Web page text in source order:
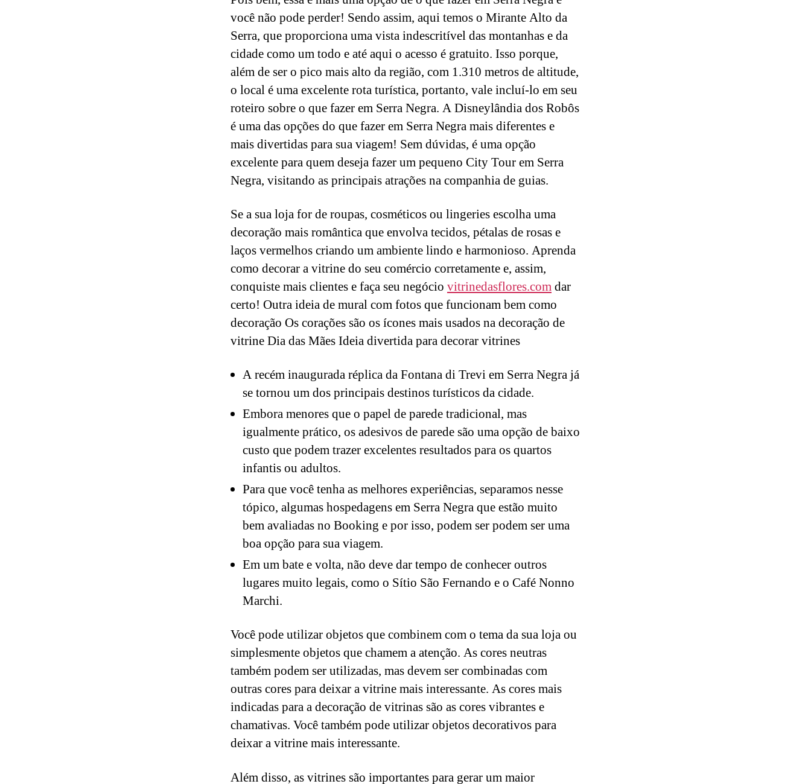
você não pode perder! Sendo assim, aqui temos o Mirante Alto da
Serra, que proporciona uma vista indescritível das montanhas e da
cidade como um todo e até aqui o acesso é gratuito. Isso porque,
além de ser o pico mais alto da região, com 1.310 metros de altitude,
o local é uma excelente rota turística, portanto, vale incluí-lo em seu
roteiro sobre o que fazer em Serra Negra. A Disneylândia dos Robôs
é uma das opções do que fazer em Serra Negra mais diferentes e
mais divertidas para sua viagem! Sem dúvidas, é uma opção
excelente para quem deseja fazer um pequeno City Tour em Serra
Negra, visitando as principais atrações na companhia de guias.
Se a sua loja for de roupas, cosméticos ou lingeries escolha uma
decoração mais romântica que envolva tecidos, pétalas de rosas e
laços vermelhos criando um ambiente lindo e harmonioso. Aprenda
como decorar a vitrine do seu comércio corretamente e, assim,
conquiste mais clientes e faça seu negócio vitrinedasflores.comdar
certo! Outra ideia de mural com fotos que funcionam bem como
decoração Os corações são os ícones mais usados na decoração de
vitrine Dia das Mães Ideia divertida para decorar vitrines
A recém inaugurada réplica da Fontana di Trevi em Serra Negra já
se tornou um dos principais destinos turísticos da cidade.
Embora menores que o papel de parede tradicional, mas
igualmente prático, os adesivos de parede são uma opção de baixo
custo que podem trazer excelentes resultados para os quartos
infantis ou adultos.
Para que você tenha as melhores experiências, separamos nesse
tópico, algumas hospedagens em Serra Negra que estão muito
bem avaliadas no Booking e por isso, podem ser podem ser uma
boa opção para sua viagem.
Em um bate e volta, não deve dar tempo de conhecer outros
lugares muito legais, como o Sítio São Fernando e o Café Nonno
Marchi.
Você pode utilizar objetos que combinem com o tema da sua loja ou
simplesmente objetos que chamem a atenção. As cores neutras
também podem ser utilizadas, mas devem ser combinadas com
outras cores para deixar a vitrine mais interessante. As cores mais
indicadas para a decoração de vitrinas são as cores vibrantes e
chamativas. Você também pode utilizar objetos decorativos para
deixar a vitrine mais interessante.
Além disso, as vitrines são importantes para gerar um maior